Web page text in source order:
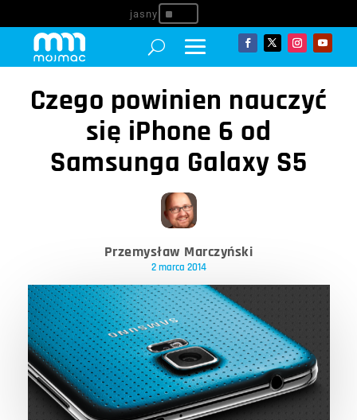
^
Czego powinien nauczyć
się iPhone 6 od
Samsunga Galaxy S5
Przemysław Marczyński
2 marca 2014